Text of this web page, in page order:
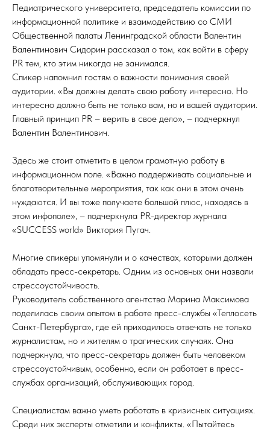
Педиатрического университета, председатель комиссии по
информационной политике и взаимодействию со СМИ
Общественной палаты Ленинградской области Валентин
Валентинович Сидорин рассказал о том, как войти в сферу
PR тем, кто этим никогда не занимался.
Спикер напомнил гостям о важности понимания своей
аудитории. «Вы должны делать свою работу интересно. Но
интересно должно быть не только вам, но и вашей аудитории.
Главный принцип PR – верить в свое дело», – подчеркнул
Валентин Валентинович.
Здесь же стоит отметить в целом грамотную работу в
информационном поле. «Важно поддерживать социальные и
благотворительные мероприятия, так как они в этом очень
нуждаются. И вы тоже получаете большой плюс, находясь в
этом инфополе», – подчеркнула PR-директор журнала
«SUCCESS world» Виктория Пугач.
Многие спикеры упомянули и о качествах, которыми должен
обладать пресс-секретарь. Одним из основных они назвали
стрессоустойчивость.
Руководитель собственного агентства Марина Максимова
поделилась своим опытом в работе пресс-службы «Теплосеть
Санкт-Петербурга», где ей приходилось отвечать не только
журналистам, но и жителям о трагических случаях. Она
подчеркнула, что пресс-секретарь должен быть человеком
стрессоустойчивым, особенно, если он работает в пресс-
службах организаций, обслуживающих город.
Специалистам важно уметь работать в кризисных ситуациях.
Среди них эксперты отметили и конфликты. «Пытайтесь